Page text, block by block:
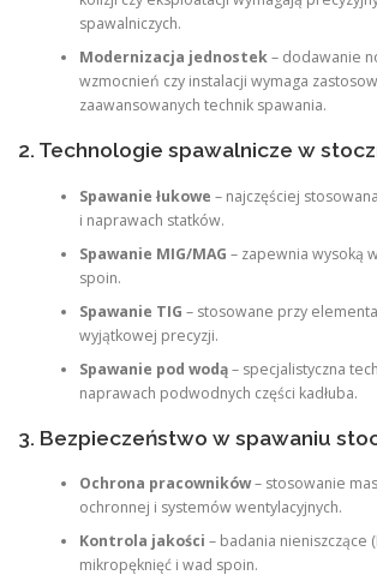
spawalniczych.
Modernizacja jednostek– dodawanie
wzmocnień czy instalacji wymaga
zaawansowanych technik spawania.
2. Technologie spawalnicze w
Spawanie łukowe – najczęściej
i naprawach statków.
Spawanie MIG/MAG – zapewnia wysoką
spoin.
Spawanie TIG – stosowane przy
wyjątkowej precyzji.
Spawanie pod wodą– specjalistyczna
naprawach podwodnych części kadłuba.
3. Bezpieczeństwo w spawaniu
Ochrona pracowników– stosowanie
ochronnej i systemów wentylacyjnych.
Kontrola jakości – badania nieniszczące
mikropęknięć i wad spoin.